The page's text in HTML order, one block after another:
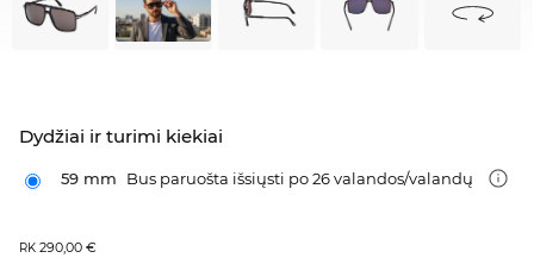
Dydžiai ir turimi kiekiai
59 mm Bus paruošta išsiųsti po 26 valandos/valandų
RK 290,00 €